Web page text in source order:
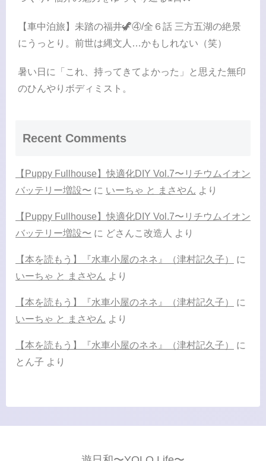
【車中泊旅】未踏の福井🦖④/全６話 三方五湖の絶景
にうっとり。前世は縄文人…かもしれない（笑）
暑い日に「これ、持ってきてよかった」と思えた無印
のひんやりボディミスト。
Recent Comments
【Puppy Fullhouse】快適化DIY Vol.7〜リチウムイオン
バッテリー増設〜 に いーちゃ と まさやん より
【Puppy Fullhouse】快適化DIY Vol.7〜リチウムイオン
バッテリー増設〜 に どさんこ改造人 より
【本を読もう】『水車小屋のネネ』（津村記久子）
に
いーちゃ と まさやん より
【本を読もう】『水車小屋のネネ』（津村記久子）
に
いーちゃ と まさやん より
【本を読もう】『水車小屋のネネ』（津村記久子）
に
とん子 より